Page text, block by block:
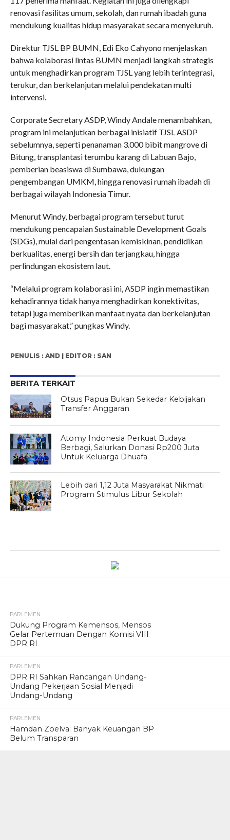
renovasi fasilitas umum, sekolah, dan rumah ibadah guna
mendukung kualitas hidup masyarakat secara menyeluruh.
Direktur TJSL BP BUMN, Edi Eko Cahyono menjelaskan
bahwa kolaborasi lintas BUMN menjadi langkah strategis
untuk menghadirkan program TJSL yang lebih terintegrasi,
terukur, dan berkelanjutan melalui pendekatan multi
intervensi.
Corporate Secretary ASDP, Windy Andale menambahkan,
program ini melanjutkan berbagai inisiatif TJSL ASDP
sebelumnya, seperti penanaman 3.000 bibit mangrove di
Bitung, transplantasi terumbu karang di Labuan Bajo,
pemberian beasiswa di Sumbawa, dukungan
pengembangan UMKM, hingga renovasi rumah ibadah di
berbagai wilayah Indonesia Timur.
Menurut Windy, berbagai program tersebut turut
mendukung pencapaian Sustainable Development Goals
(SDGs), mulai dari pengentasan kemiskinan, pendidikan
berkualitas, energi bersih dan terjangkau, hingga
perlindungan ekosistem laut.
“Melalui program kolaborasi ini, ASDP ingin memastikan
kehadirannya tidak hanya menghadirkan konektivitas,
tetapi juga memberikan manfaat nyata dan berkelanjutan
bagi masyarakat,” pungkas Windy.
PENULIS : AND | EDITOR : SAN
BERITA TERKAIT
Otsus Papua Bukan Sekedar Kebijakan
Transfer Anggaran
Atomy Indonesia Perkuat Budaya
Berbagi, Salurkan Donasi Rp200 Juta
Untuk Keluarga Dhuafa
Lebih dari 1,12 Juta Masyarakat Nikmati
Program Stimulus Libur Sekolah
PARLEMEN
Dukung Program Kemensos, Mensos
Gelar Pertemuan Dengan Komisi VIII
DPR RI
PARLEMEN
DPR RI Sahkan Rancangan Undang-
Undang Pekerjaan Sosial Menjadi
Undang-Undang
PARLEMEN
Hamdan Zoelva: Banyak Keuangan BP
Belum Transparan